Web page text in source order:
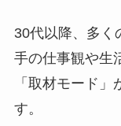
30代以降、多く
手の仕事観や生
「取材モード
す。